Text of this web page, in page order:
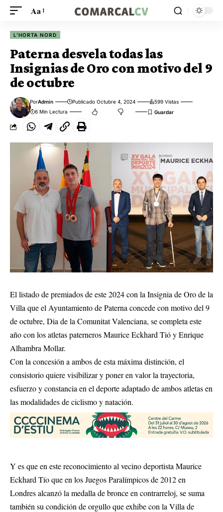
Aa
L'HORTA NORD
Paterna desvela todas las
Insignias de Oro con motivo del 9
de octubre
PorAdmin Publicado Octubre 4, 2024
599 Vistas
6 Min Lectura
El listado de premiados de este 2024 con la Insignia de Oro de la
Villa que el Ayuntamiento de Paterna concede con motivo del 9
de octubre, Dia de la Comunitat Valenciana, se completa este
año con los atletas paterneros Maurice Eckhard Tió y Enrique
Alhambra Mollar.
Con la concesión a ambos de esta máxima distinción, el
consistorio quiere visibilizar y poner en valor la trayectoria,
esfuerzo y constancia en el deporte adaptado de ambos atletas en
las modalidades de ciclismo y natación.
Y es que en este reconocimiento al vecino deportista Maurice
Eckhard Tío que en los Juegos Paralímpicos de 2012 en
Londres alcanzó la medalla de bronce en contrarreloj, se suma
también su condición de orgullo que exhibe con la Villa de